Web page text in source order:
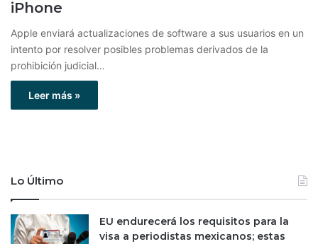
iPhone
Apple enviará actualizaciones de software a sus usuarios en un
intento por resolver posibles problemas derivados de la
prohibición judicial…
Leer más »
Lo Último
EU endurecerá los requisitos para la
visa a periodistas mexicanos; estas